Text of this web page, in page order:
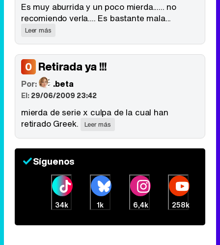
Es muy aburrida y un poco mierda...... no
recomiendo verla.... Es bastante mala...
Leer más
0 Retirada ya !!!
Por: .beta
El:29/06/2009 23:42
mierda de serie x culpa de la cual han
retirado Greek.
Leer más
Síguenos
34k 1k 6,4k 258k